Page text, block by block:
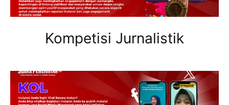
Kompetisi Jurnalistik